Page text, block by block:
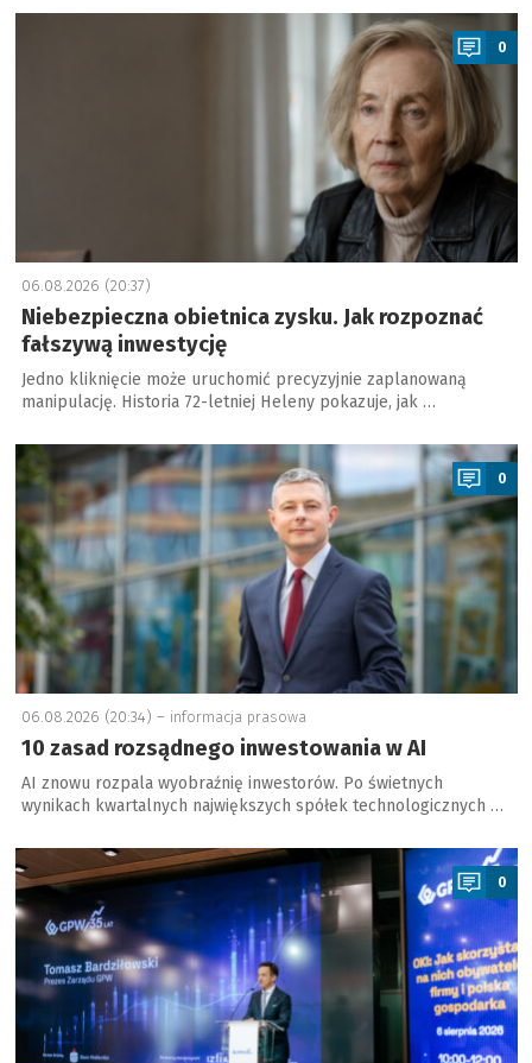
a
0
06.08.2026 (20:37)
Niebezpieczna obietnica zysku. Jak rozpoznać
fałszywą inwestycję
Jedno kliknięcie może uruchomić precyzyjnie zaplanowaną
manipulację. Historia 72-letniej Heleny pokazuje, jak …
a
0
06.08.2026 (20:34) – informacja prasowa
10 zasad rozsądnego inwestowania w AI
AI znowu rozpala wyobraźnię inwestorów. Po świetnych
wynikach kwartalnych największych spółek technologicznych …
a
0